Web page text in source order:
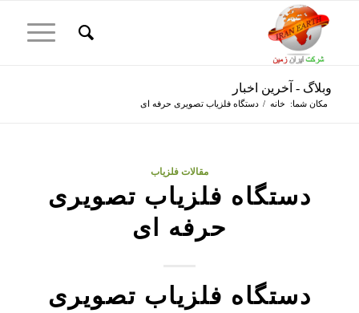
وبلاگ - آخرین اخبار
مکان شما: خانه / دستگاه فلزیاب تصویری حرفه ای
مقالات فلزیاب
دستگاه فلزیاب تصویری
حرفه ای
دستگاه فلزیاب تصویری